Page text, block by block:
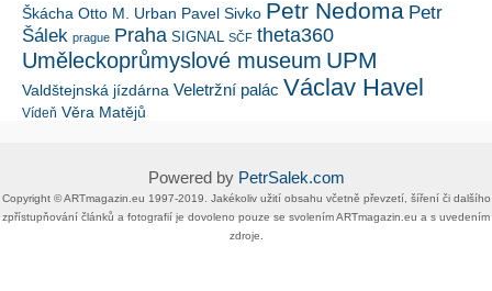
Škácha Otto M. Urban Pavel Sivko Petr Nedoma Petr
Šálek prague Praha SIGNAL SČF theta360
Uměleckoprůmyslové museum UPM
Valdštejnská jízdárna Veletržní palác Václav Havel
Vídeň Věra Matějů
Powered by PetrSalek.com
Copyright ©​ ​​ARTmagazin.eu ​1997-2019​.​ Jakékoliv užití obsahu včetně převzetí, šíření či dalšího
zpřístupňování článků a fotografií je dovoleno pouze se svolením ​ARTmagazin.eu​ ​a s uvedením
zdroje.